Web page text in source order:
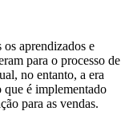
aprendizados e
para o processo de
no entanto, a era
que é implementado
para as vendas.